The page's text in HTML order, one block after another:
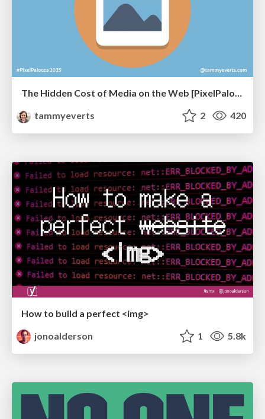
The Hidden Cost of Media on the Web [PixelPalooza 2025]
tammyeverts
2 420
How to build a perfect <img>
jonoalderson
1 5.8k